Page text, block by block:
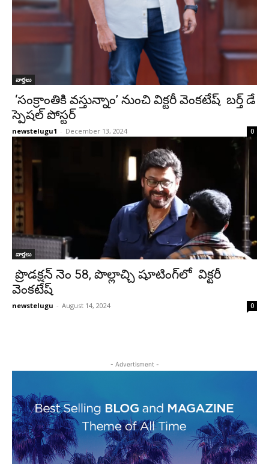
వార్తలు
‘సంక్రాంతికి వస్తున్నాం’ నుంచి విక్టరీ వెంకటేష్ బర్త్ డే
స్పెషల్ పోస్టర్
newstelugu1 - December 13, 2024 0
వార్తలు
ప్రొడక్షన్ నెం 58, పొల్లాచ్చి షూటింగ్‌లో విక్టరీ
వెంకటేష్
newstelugu - August 14, 2024 0
- Advertisment -